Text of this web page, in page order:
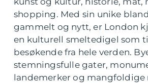
shopping. Med sin unike
gammelt og nytt, er London
en kulturell smeltedigel som
besøkende fra hele verden.
stemningsfulle gater,
landemerker og